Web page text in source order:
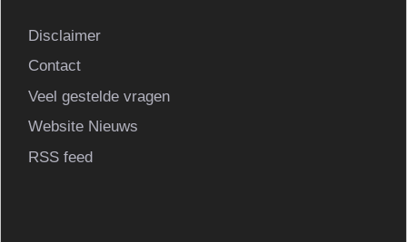
Disclaimer
Contact
Veel gestelde vragen
Website Nieuws
RSS feed